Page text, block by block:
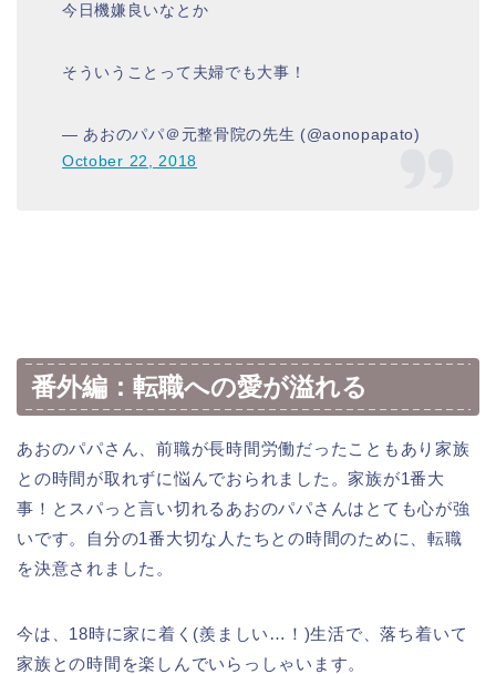
今日機嫌良いなとか
そういうことって夫婦でも大事！
— あおのパパ＠元整骨院の先生 (@aonopapato)
October 22, 2018
番外編：転職への愛が溢れる
あおのパパさん、前職が長時間労働だったこともあり家族
との時間が取れずに悩んでおられました。家族が1番大
事！とスパっと言い切れるあおのパパさんはとても心が強
いです。自分の1番大切な人たちとの時間のために、転職
を決意されました。
今は、18時に家に着く(羨ましい…！)生活で、落ち着いて
家族との時間を楽しんでいらっしゃいます。